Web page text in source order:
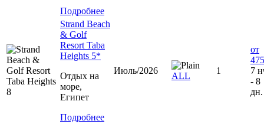
Подробнее
Strand Beach
& Golf
Resort Taba
Heights 5*
Отдых на
море,
Египет
Подробнее
Июль/2026
ALL
1
от
7
- 8
дн.